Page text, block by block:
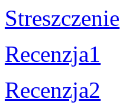
Streszczenie
Recenzja1
Recenzja2